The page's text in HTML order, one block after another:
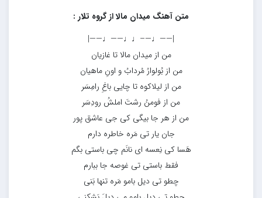
متن آهنگ میدان مالا از گروه تلار :
|——♩—–♩♩——♩——|
من از میدان مالا تا غازیان
من از بُولوارُ مُردابُ و اونِ ماهیان
من از لیلاکوه تا چایی باغِ رامِسَر
من از فومنُ رشتَ املشُ رودِسَر
من از هر جا بیگی کی جی عاشق پور
جان یار تی مَره خاطره دارم
هَسا کی نِعسه ای نانَم چی باستی بگم
فقط باستی تی غوصه جا ببارم
چطو تی دیل بامو مَره تنها بَنی